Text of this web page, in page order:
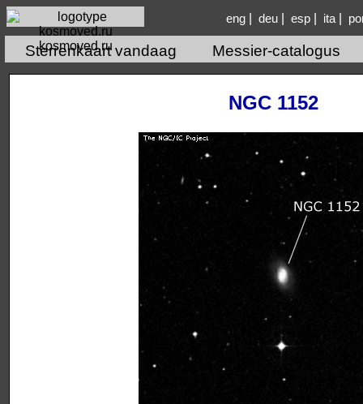
kosmoved.ru
eng| deu| esp| ita|
Sterrenkaart vandaag Messier-catalogus
NGC 1152